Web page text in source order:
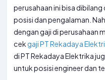
perusahaan ini bisa
posisi dan pengalaman.
dengan gaji di perusahaan
cek gaji PT Rekadaya
di PT Rekadaya Elektrika
untuk posisi engineer dan